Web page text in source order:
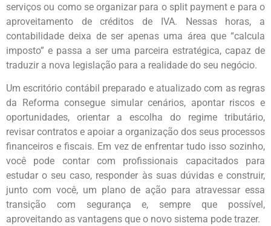
serviços ou como se organizar para o split payment e para o
aproveitamento de créditos de IVA. Nessas horas, a
contabilidade deixa de ser apenas uma área que “calcula
imposto” e passa a ser uma parceira estratégica, capaz de
traduzir a nova legislação para a realidade do seu negócio.
Um escritório contábil preparado e atualizado com as regras
da Reforma consegue simular cenários, apontar riscos e
oportunidades, orientar a escolha do regime tributário,
revisar contratos e apoiar a organização dos seus processos
financeiros e fiscais. Em vez de enfrentar tudo isso sozinho,
você pode contar com profissionais capacitados para
estudar o seu caso, responder às suas dúvidas e construir,
junto com você, um plano de ação para atravessar essa
transição com segurança e, sempre que possível,
aproveitando as vantagens que o novo sistema pode trazer.